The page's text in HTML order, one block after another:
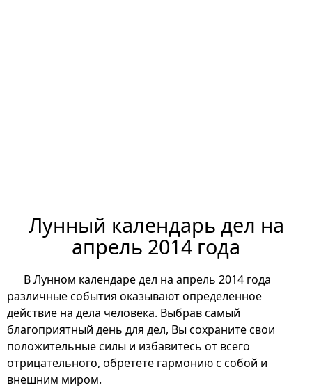
Лунный календарь дел на
апрель 2014 года
В Лунном календаре дел на апрель 2014 года
различные события оказывают определенное
действие на дела человека. Выбрав самый
благоприятный день для дел, Вы сохраните свои
положительные силы и избавитесь от всего
отрицательного, обретете гармонию с собой и
внешним миром.